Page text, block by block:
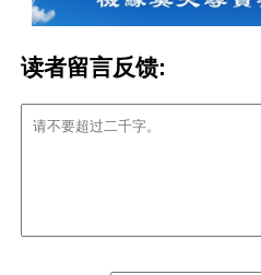
读者留言反馈: